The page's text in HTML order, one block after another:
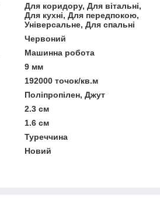
Для коридору, Для вітальні,
Для кухні, Для передпокою,
Універсальне, Для спальні
Червоний
Машинна робота
9 мм
192000 точок/кв.м
Поліпропілен, Джут
2.3 см
1.6 см
Туреччина
Новий